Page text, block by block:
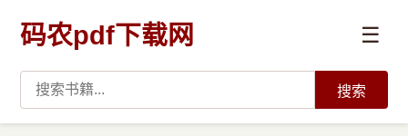
码农pdf下载网 ☰
搜索